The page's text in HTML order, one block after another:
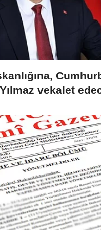
Yılmaz vekalet